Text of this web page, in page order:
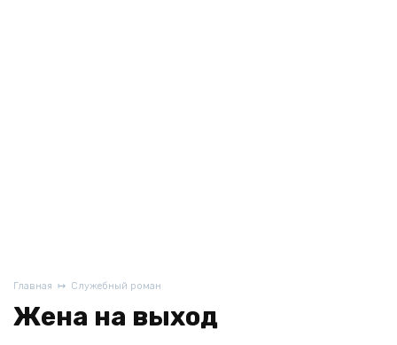
Главная Служебный роман
Жена на выход